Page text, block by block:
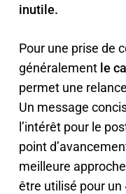
inutile.
Pour une prise de
généralement le
permet une
Un message
l’intérêt pour le
point
meilleure
être utilisé pour un